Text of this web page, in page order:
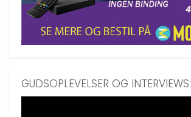
GUDSOPLEVELSER OG INTERVIEWS: